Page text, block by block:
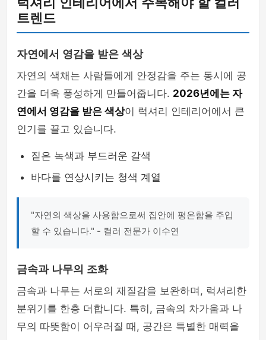
트렌드
자연에서 영감을 받은 색상
자연의 색채는 사람들에게 안정감을 주는 동시에 공
간을 더욱 풍성하게 만들어줍니다. 2026년에는 자
연에서 영감을 받은 색상이 럭셔리 인테리어에서 큰
인기를 끌고 있습니다.
짙은 녹색과 부드러운 갈색
바다를 연상시키는 청색 계열
"자연의 색상을 사용함으로써 집안에 평온함을 주입
할 수 있습니다." - 컬러 전문가 이수연
금속과 나무의 조화
금속과 나무는 서로의 재질감을 보완하며, 럭셔리한
분위기를 한층 더합니다. 특히, 금속의 차가움과 나
무의 따뜻함이 어우러질 때, 공간은 특별한 매력을